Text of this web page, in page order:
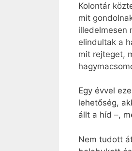
Kolontár
mit
illedelmesen
elindultak a
mit rejteget,
Egy évvel
lehetőség,
állt a híd –,
Nem tudott